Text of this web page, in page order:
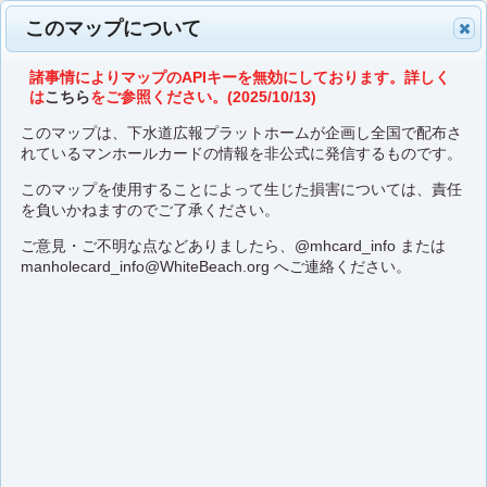
このマップについて
諸事情によりマップのAPIキーを無効にしております。詳しく
はこちらをご参照ください。(2025/10/13)
このマップは、下水道広報プラットホームが企画し全国で配布さ
れているマンホールカードの情報を非公式に発信するものです。
このマップを使用することによって生じた損害については、責任
を負いかねますのでご了承ください。
ご意見・ご不明な点などありましたら、 @mhcard_infoまたは
manholecard_info@WhiteBeach.org へご連絡ください。